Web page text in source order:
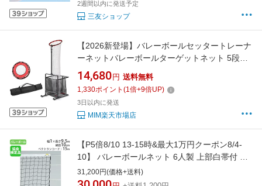
ーボール設備
2週間以内に発送予定
三友ショップ
【2026新登場】バレーボールセッタートレーナ
ーネットバレーボールターゲットネット 5段高
さ 6段角度調節可能 サーブ練習 ポータブル練習
組み立てが簡単 便利な収納 耐久性のある 屋内
外用
14,680 円 送料無料
1,330ポイント (1倍+9倍UP)
3日以内に発送
MIM楽天市場店
【P5倍8/10 13-15時&最大1万円クーポン8/4-
10】 バレーボールネット 6人製 上部白帯付 バ
レーネット ネット バレーボール用品 バレーボ
ール協会公認 検定AA 体育館 学校 部活 練習 ト
31,200円(価格+送料)